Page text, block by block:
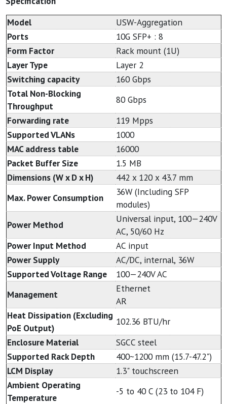
Model
USW-Aggregation
Ports
10G SFP+ : 8
Form Factor
Rack mount (1U)
Layer Type
Layer 2
Switching capacity
160 Gbps
Total Non-Blocking
Throughput
80 Gbps
Forwarding rate
119 Mpps
Supported VLANs
1000
MAC address table
16000
Packet Buffer Size
1.5 MB
Dimensions (W x D x H)
442 x 120 x 43.7 mm
Max. Power Consumption
36W (Including SFP
modules)
Power Method
Universal input, 100—240V
AC, 50/60 Hz
Power Input Method
AC input
Power Supply
AC/DC, internal, 36W
Supported Voltage Range
100—240V AC
Management
Ethernet
AR
Heat Dissipation (Excluding
PoE Output)
102.36 BTU/hr
Enclosure Material
SGCC steel
Supported Rack Depth
400~1200 mm (15.7-47.2")
LCM Display
1.3" touchscreen
Ambient Operating
Temperature
-5 to 40 C (23 to 104 F)